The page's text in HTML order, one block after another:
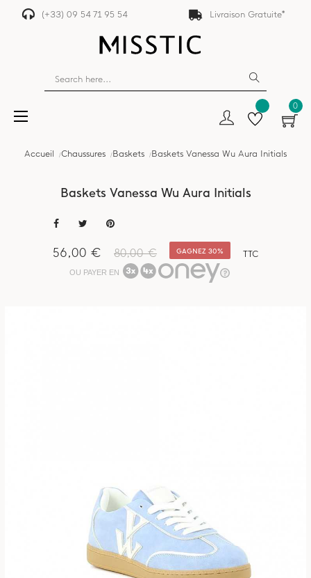
(+33) 09 54 71 95 54 Livraison Gratuite*
0
Basculer
☰
Accueil Chaussures Baskets Baskets Vanessa Wu Aura Initials
Baskets Vanessa Wu Aura Initials
56,00 € 80,00 € GAGNEZ 30% TTC
OU PAYER EN